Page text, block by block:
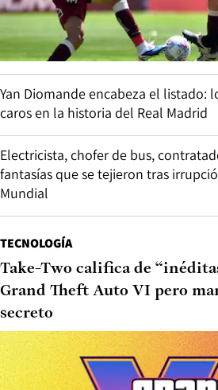
Yan Diomande encabeza el listado:
caros en la historia del Real Madrid
Electricista, chofer de bus,
fantasías que se tejieron tras
Mundial
TECNOLOGÍA
Take-Two califica de
Grand Theft Auto VI pero
secreto